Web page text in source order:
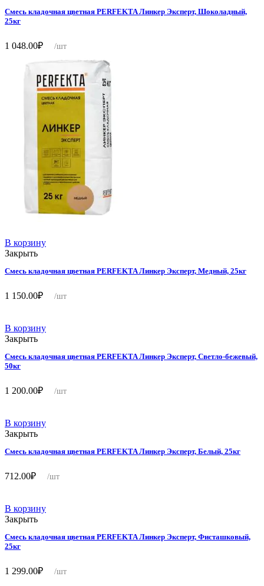
Смесь кладочная цветная PERFEKTA Линкер Эксперт, Шоколадный,
25кг
1 048.00₽ /шт
В корзину
Закрыть
Смесь кладочная цветная PERFEKTA Линкер Эксперт, Медный, 25кг
1 150.00₽ /шт
В корзину
Закрыть
Смесь кладочная цветная PERFEKTA Линкер Эксперт, Светло-бежевый,
50кг
1 200.00₽ /шт
В корзину
Закрыть
Смесь кладочная цветная PERFEKTA Линкер Эксперт, Белый, 25кг
712.00₽ /шт
В корзину
Закрыть
Смесь кладочная цветная PERFEKTA Линкер Эксперт, Фисташковый,
25кг
1 299.00₽ /шт